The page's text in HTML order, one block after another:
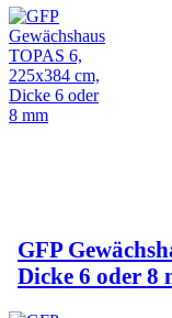
GFP
Dicke 6 oder 8